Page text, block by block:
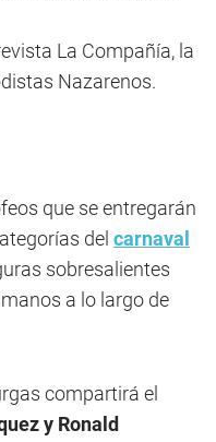
La Compañía, la
Nazarenos.
que se entregarán
del carnaval
sobresalientes
a lo largo de
compartirá el
y Ronald